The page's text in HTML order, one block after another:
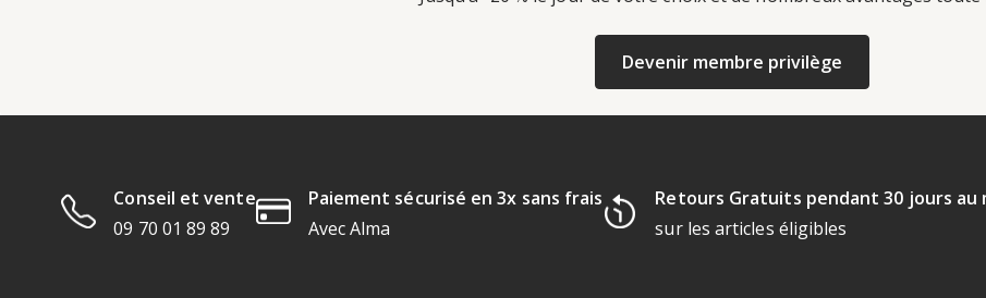
Devenir membre privilège
Conseil et vente
09 70 01 89 89
Paiement sécurisé en 3x sans frais
Avec Alma
Retours Gratuits pendant 30 jours au
sur les articles éligibles